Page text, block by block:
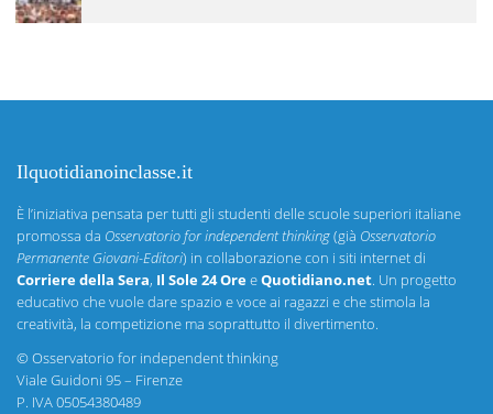
Ilquotidianoinclasse.it
È l’iniziativa pensata per tutti gli studenti delle scuole superiori italiane
promossa da Osservatorio for independent thinking(già Osservatorio
Permanente Giovani-Editori) in collaborazione con i siti internet di
Corriere della Sera, Il Sole 24 OreeQuotidiano.net. Un progetto
educativo che vuole dare spazio e voce ai ragazzi e che stimola la
creatività, la competizione ma soprattutto il divertimento.
©Osservatorio for independent thinking
Viale Guidoni 95 – Firenze
P. IVA 05054380489